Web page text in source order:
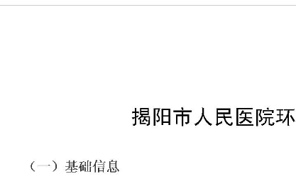
以学术聚合力 | 运动健康分论坛助 2026-07-31